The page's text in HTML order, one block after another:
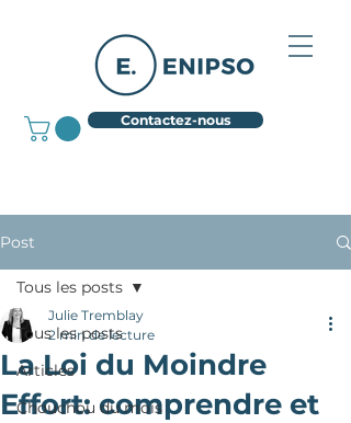
Contactez-nous
Post
Tous les posts
Articles
Chouchou du mois
Tous les posts
La Loi du Moindre
Effort: comprendre et
Julie Tremblay
2 min de lecture